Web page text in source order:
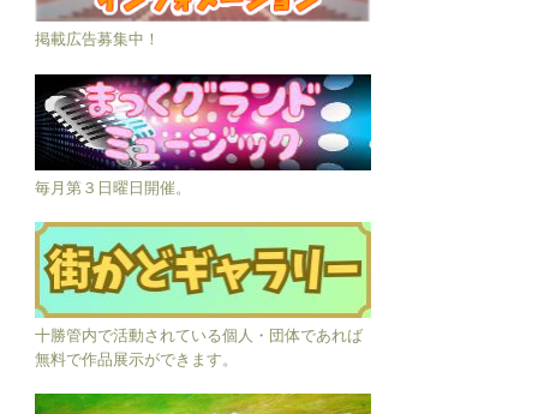
掲載広告募集中！
毎月第３日曜日開催。
十勝管内で活動されている個人・団体であれば
無料で作品展示ができます。